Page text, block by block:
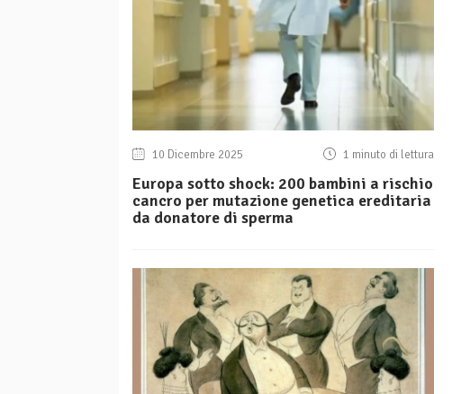
10 Dicembre 2025 1 minuto di lettura
Europa sotto shock: 200 bambini a rischio
cancro per mutazione genetica ereditaria
da donatore di sperma